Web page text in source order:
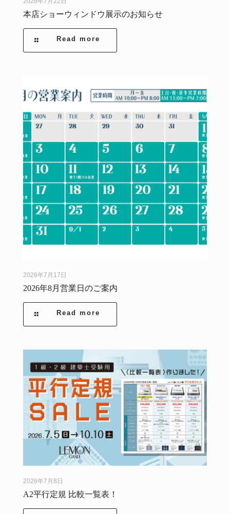
本店ショーウィンドウ展示のお知らせ
Read more
2026年7月17日
2026年8月営業日のご案内
Read more
2026年7月8日
A2平行定規 比較一覧表！